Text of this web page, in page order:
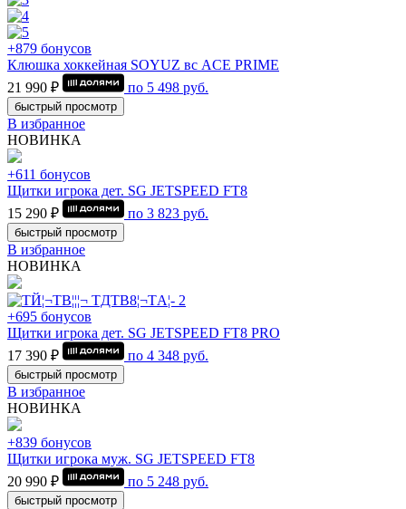
+879 бонусов
Клюшка хоккейная SOYUZ вс ACE PRIME
21 990 ₽
по 5 498 руб.
быстрый просмотр
В избранное
НОВИНКА
+611 бонусов
Щитки игрока дет. SG JETSPEED FT8
15 290 ₽
по 3 823 руб.
быстрый просмотр
В избранное
НОВИНКА
+695 бонусов
Щитки игрока дет. SG JETSPEED FT8 PRO
17 390 ₽
по 4 348 руб.
быстрый просмотр
В избранное
НОВИНКА
+839 бонусов
Щитки игрока муж. SG JETSPEED FT8
20 990 ₽
по 5 248 руб.
быстрый просмотр